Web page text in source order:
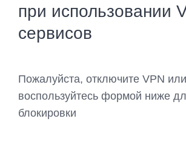
при использовании
сервисов
Пожалуйста, отключите VPN или
воспользуйтесь формой ниже
блокировки